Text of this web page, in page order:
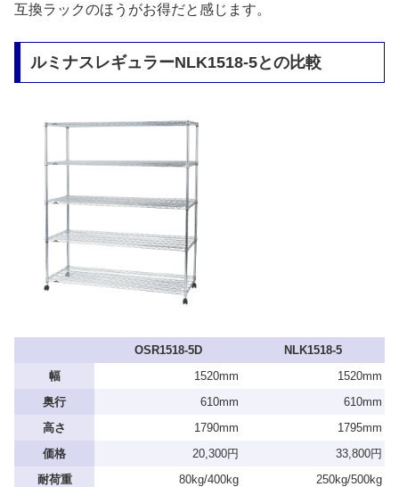
互換ラックのほうがお得だと感じます。
ルミナスレギュラーNLK1518-5との比較
OSR1518-5D
NLK1518-5
幅
1520mm
1520mm
奥行
610mm
610mm
高さ
1790mm
1795mm
価格
20,300円
33,800円
耐荷重
80kg/400kg
250kg/500kg